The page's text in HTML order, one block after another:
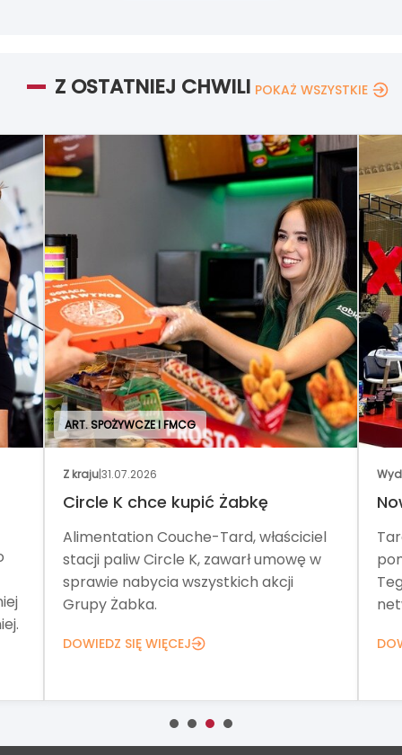
Z OSTATNIEJ CHWILI POKAŻ WSZYSTKIE
ART. SPOŻYWCZE I FMCG
Z kraju|31.07.2026
Circle K chce kupić Żabkę
Alimentation Couche-Tard, właściciel
stacji paliw Circle K, zawarł umowę w
sprawie nabycia wszystkich akcji
Grupy Żabka.
DOWIEDZ SIĘ WIĘCEJ